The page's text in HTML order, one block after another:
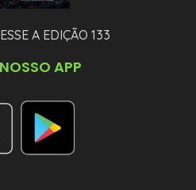
A EDIÇÃO 133
APP